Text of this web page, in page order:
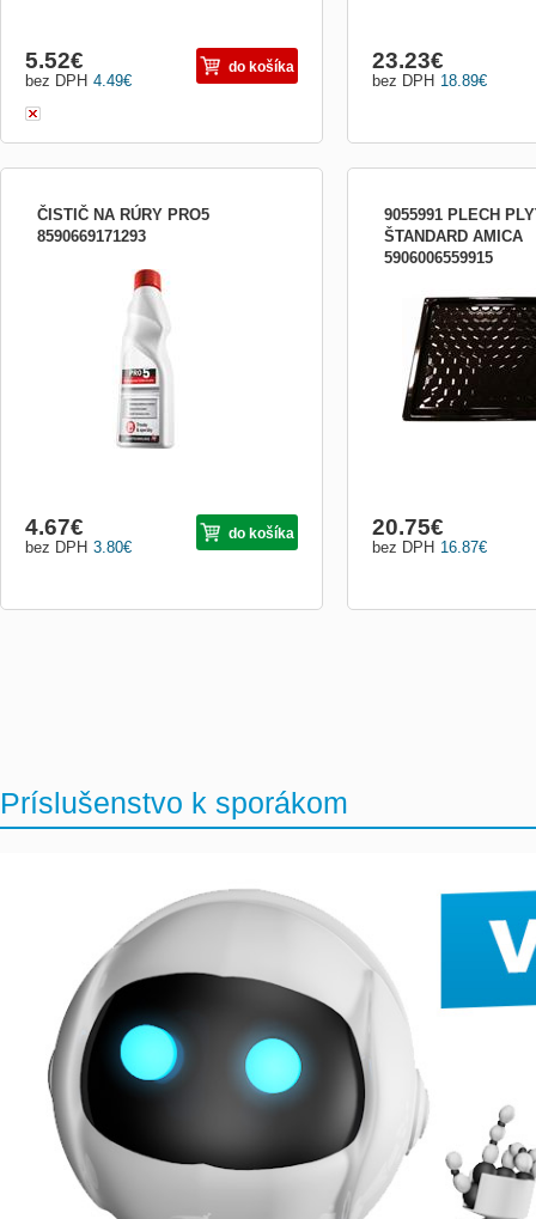
4.49€
bez DPH
5.52€ do košíka
18.89€
bez DPH
23.23€
ČISTIČ NA RÚRY PRO5
8590669171293
Čistič na rúry a šporáky Čistiaci
prostriedok na rúry, šporáky, grily, rošty a
plechy účinne a spoľahlivo rozpúšťa
mastnotu a odstraňuje pripálené časti
Obsahuje nano častice, ktoré vytvárajú na
povrchu ochranný film proti usadzovaniu
nových nečistôt Bale
3.80€
bez DPH
4.67€ do košíka
9055991 PLECH
ŠTANDARD AMICA
5906006559915
16.87€
bez DPH
20.75€
Príslušenstvo k sporákom